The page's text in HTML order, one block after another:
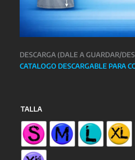
DESCARGA (DALE A GUARDAR/
CATALOGO DESCARGABLE PARA
TALLA